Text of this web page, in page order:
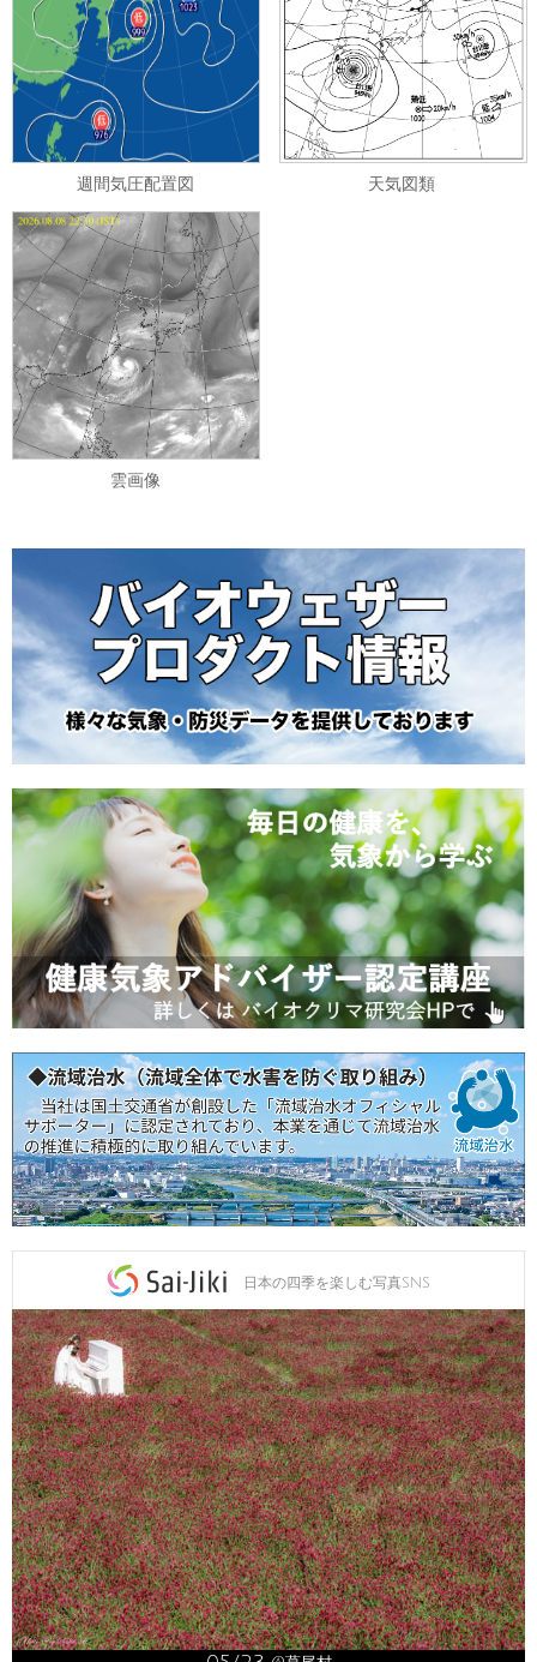
週間気圧配置図 天気図類
雲画像
日本の四季を楽しむ写真SNS